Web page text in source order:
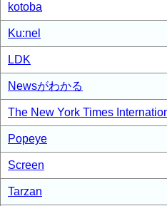
kotoba
Ku:nel
LDK
Newsがわかる
The New York Times
Popeye
Screen
Tarzan